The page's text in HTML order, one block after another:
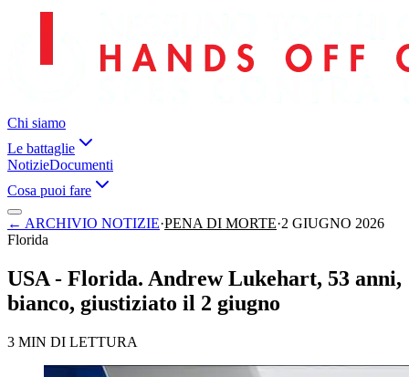
Chi siamo
Le battaglie
NotizieDocumenti
Cosa puoi fare
← ARCHIVIO NOTIZIE·PENA DI MORTE·2 GIUGNO 2026
Florida
USA - Florida. Andrew Lukehart, 53 anni,
bianco, giustiziato il 2 giugno
3 MIN DI LETTURA